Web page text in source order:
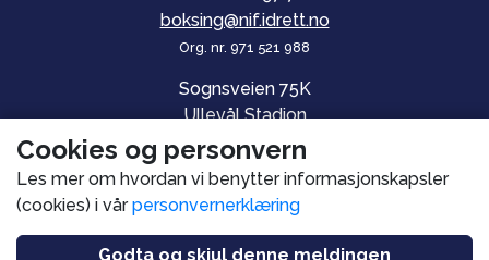
boksing@nif.idrett.no
Org. nr. 971 521 988
Sognsveien 75K
Ullevål Stadion
0840 OSLO
© Norges Bokseforbund
Personvern og informasjonskapsler
Utviklet avPromSys.no
Cookies og personvern
Les mer om hvordan vi benytter informasjonskapsler
(cookies) i vårpersonvernerklæring
Godta og skjul denne meldingen